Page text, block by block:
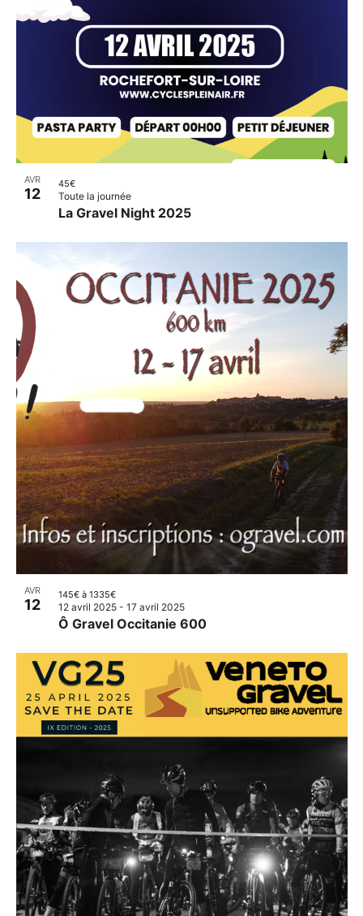
AVR
12
La Gravel Night 2025
Toute la journée
45€
AVR
12
Ô Gravel Occitanie 600
12 avril 2025- 17 avril 2025
145€ à 1335€